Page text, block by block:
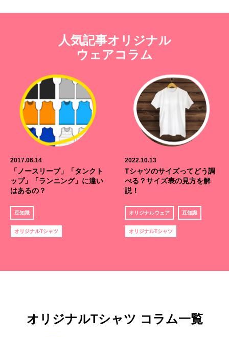
人気記事オリジナル
ウェアコラム
2017.06.14
「ノースリーブ」「タンクト
ップ」「ランニング」に違い
はあるの？
豆知識
オリジナルTシャツ
2022.10.13
Tシャツのサイズってどう調
べる？サイズ表の見方を解
説！
オリジナルウェア 豆知識
オリジナルTシャツ
オリジナルTシャツ コラム一覧